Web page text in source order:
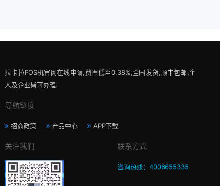
拉卡拉POS机官网在线申请,费率低至0.38%,全国发货,顺丰包邮,个
人及企业皆可办理.
导航链接
招商政策 产品中心 APP下载
关注我们 联系方式
咨询热线：4006655335